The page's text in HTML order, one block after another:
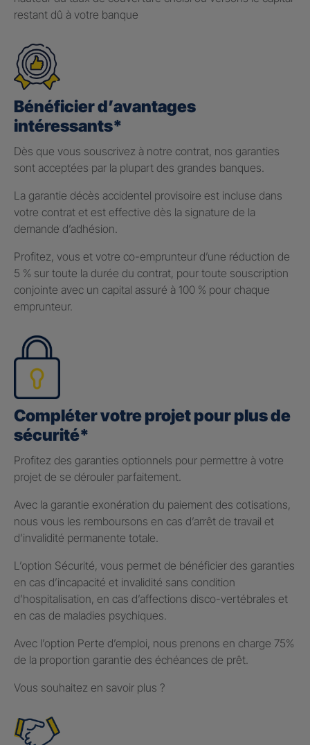
restant dû à votre banque
Bénéficier d’avantages
intéressants*
Dès que vous souscrivez à notre contrat, nos garanties
sont acceptées par la plupart des grandes banques.
La garantie décès accidentel provisoire est incluse dans
votre contrat et est effective dès la signature de la
demande d’adhésion.
Profitez, vous et votre co-emprunteur d’une réduction de
5 % sur toute la durée du contrat, pour toute souscription
conjointe avec un capital assuré à 100 % pour chaque
emprunteur.
Compléter votre projet pour plus de
sécurité*
Profitez des garanties optionnels pour permettre à votre
projet de se dérouler parfaitement.
Avec la garantie exonération du paiement des cotisations,
nous vous les remboursons en cas d’arrêt de travail et
d’invalidité permanente totale.
L’option Sécurité, vous permet de bénéficier des garanties
en cas d’incapacité et invalidité sans condition
d’hospitalisation, en cas d’affections disco-vertébrales et
en cas de maladies psychiques.
Avec l’option Perte d’emploi, nous prenons en charge 75%
de la proportion garantie des échéances de prêt.
Vous souhaitez en savoir plus ?